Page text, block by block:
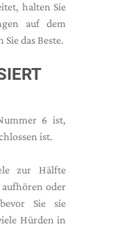
halten Sie
auf dem
das Beste.
6 ist,
ist.
zur Hälfte
oder
Sie sie
Hürden in